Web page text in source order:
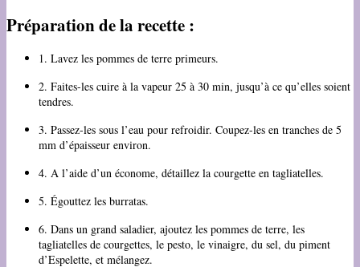
Préparation de la recette :
1. Lavez les pommes de terre primeurs.
2. Faites-les cuire à la vapeur 25 à 30 min, jusqu’à ce qu’elles soient
tendres.
3. Passez-les sous l’eau pour refroidir. Coupez-les en tranches de 5
mm d’épaisseur environ.
4. A l’aide d’un économe, détaillez la courgette en tagliatelles.
5. Égouttez les burratas.
6. Dans un grand saladier, ajoutez les pommes de terre, les
tagliatelles de courgettes, le pesto, le vinaigre, du sel, du piment
d’Espelette, et mélangez.